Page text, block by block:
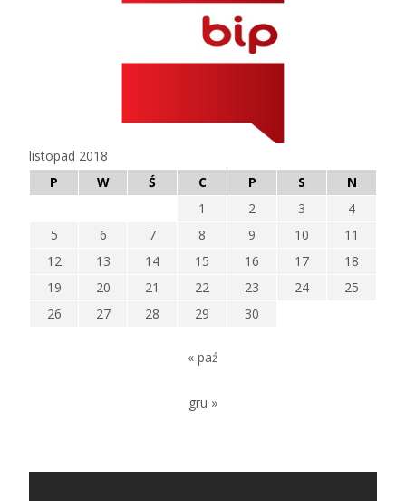
listopad 2018
P
W Ś C P S
N
1
2 3
4
5
6 7 8 9 10
11
12
13 14 15 16 17
18
19
20 21 22 23 24
25
26
27 28 29 30
« paź
gru »